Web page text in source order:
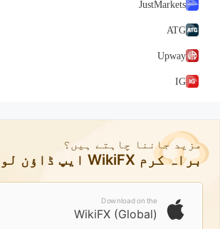
JustMarkets
ATG
Upway
IG
مزید جاننا چاہتے ہیں؟
براہ کرم WikiFX ایپ ڈاؤن لوڈ کریں
Download on the
WikiFX (Global)